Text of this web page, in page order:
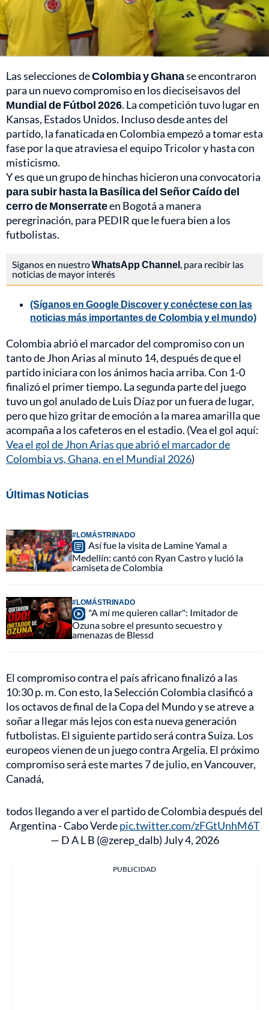
Las selecciones deColombia y Ghanase encontraron
para un nuevo compromiso en los dieciseisavos del
Mundial de Fútbol 2026. La competición tuvo lugar en
Kansas, Estados Unidos. Incluso desde antes del
partido, la fanaticada en Colombia empezó a tomar esta
fase por la que atraviesa el equipo Tricolor y hasta con
misticismo.
Y es que un grupo de hinchas hicieron una convocatoria
para subir hasta la Basílica del Señor Caído del
cerro de Monserrateen Bogotá a manera
peregrinación, para PEDIR que le fuera bien a los
futbolistas.
Síganos en nuestroWhatsApp Channel, para recibir las
noticias de mayor interés
(Síganos en Google Discover y conéctese con las
noticias más importantes de Colombia y el mundo)
Colombia abrió el marcador del compromiso con un
tanto de Jhon Arias al minuto 14, después de que el
partido iniciara con los ánimos hacia arriba. Con 1-0
finalizó el primer tiempo. La segunda parte del juego
tuvo un gol anulado de Luis Díaz por un fuera de lugar,
pero que hizo gritar de emoción a la marea amarilla que
acompaña a los cafeteros en el estadio. (Vea el gol aquí:
Vea el gol de Jhon Arias que abrió el marcador de
Colombia vs, Ghana, en el Mundial 2026)
Últimas Noticias
#LOMÁSTRINADO
Así fue la visita de Lamine Yamal a
Medellín: cantó con Ryan Castro y lució la
camiseta de Colombia
#LOMÁSTRINADO
"A mí me quieren callar": Imitador de
Ozuna sobre el presunto secuestro y
amenazas de Blessd
El compromiso contra el país africano finalizó a las
10:30 p. m. Con esto, la Selección Colombia clasificó a
los octavos de final de la Copa del Mundo y se atreve a
soñar a llegar más lejos con esta nueva generación
futbolistas. El siguiente partido será contra Suiza. Los
europeos vienen de un juego contra Argelia. El próximo
compromiso será este martes 7 de julio, en Vancouver,
Canadá,
todos llegando a ver el partido de Colombia después del
Argentina - Cabo Verdepic.twitter.com/zFGtUnhM6T
— D A L B (@zerep_dalb) July 4, 2026
PUBLICIDAD